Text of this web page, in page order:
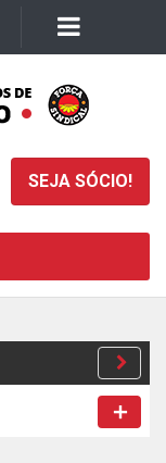
SEJA SÓCIO!